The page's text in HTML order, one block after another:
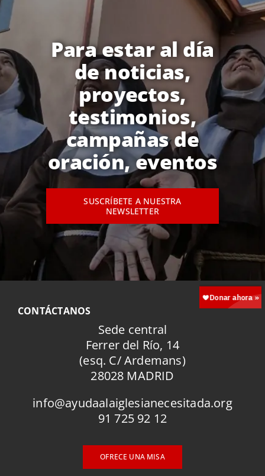
Para estar al día
de noticias,
proyectos,
testimonios,
campañas de
oración, eventos
SUSCRÍBETE A NUESTRA
NEWSLETTER
CONTÁCTANOS
Sede central
Ferrer del Río, 14
(esq. C/ Ardemans)
28028 MADRID
info@ayudaalaiglesianecesitada.org
91 725 92 12
OFRECE UNA MISA